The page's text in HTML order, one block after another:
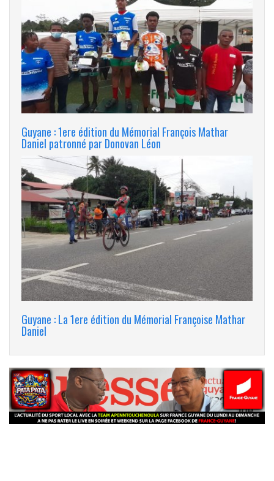
Guyane : 1ere édition du Mémorial François Mathar
Daniel patronné par Donovan Léon
Guyane : La 1ere édition du Mémorial Françoise Mathar
Daniel
banniere_img